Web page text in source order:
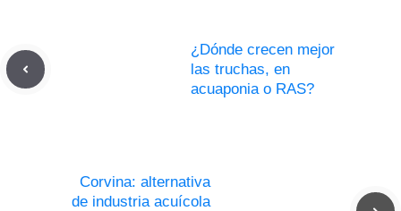
¿Dónde crecen mejor
las truchas, en
acuaponia o RAS?
Corvina: alternativa
de industria acuícola